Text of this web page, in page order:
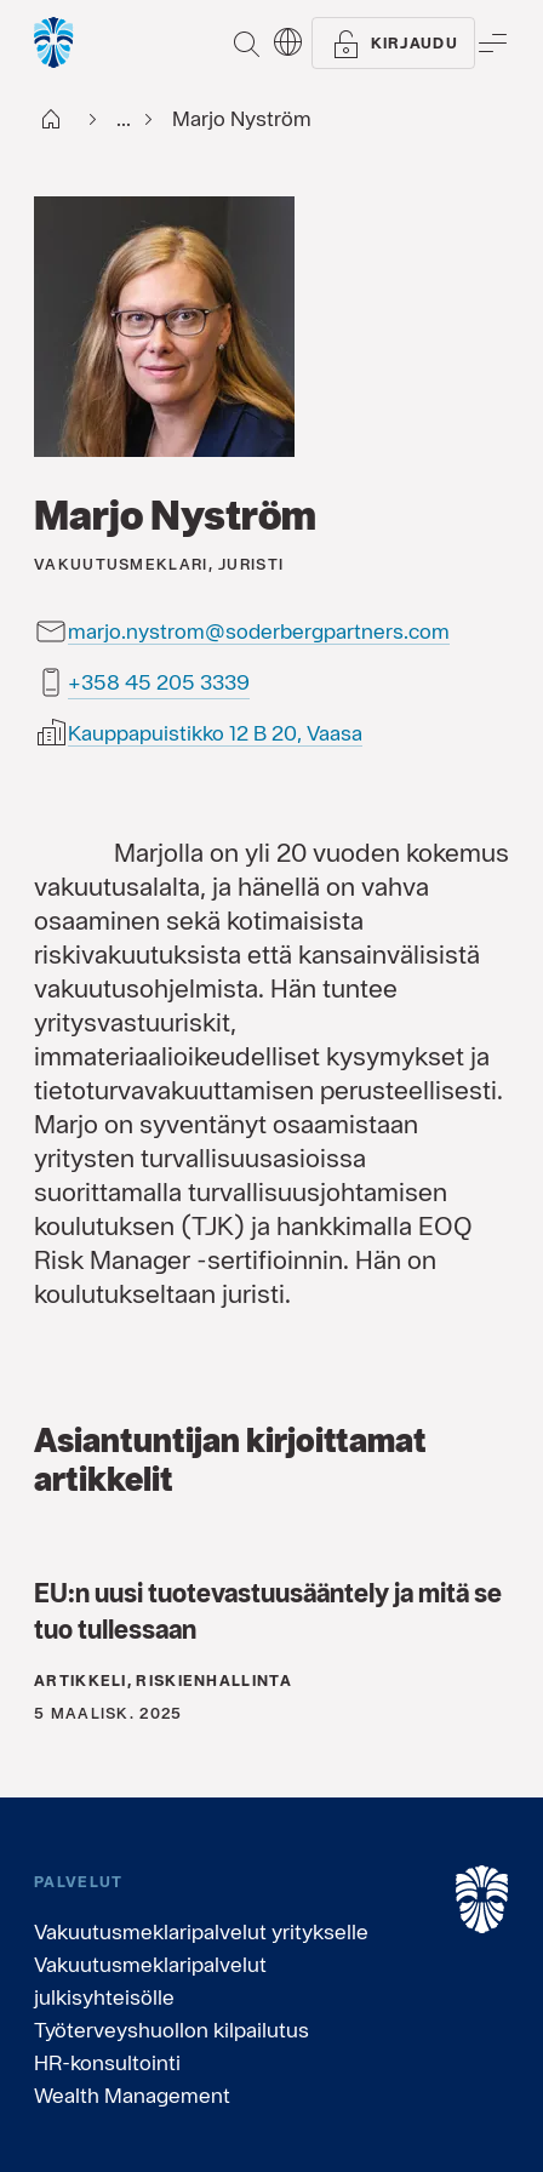
ETSI KIRJAUDU
Start FI ... Marjo Nyström
Marjo Nyström
VAKUUTUSMEKLARI, JURISTI
marjo.nystrom@soderbergpartners.com
9333 502 54 853+
Kauppapuistikko 12 B 20, Vaasa
Marjolla on yli 20 vuoden kokemus
vakuutusalalta, ja hänellä on vahva
osaaminen sekä kotimaisista
riskivakuutuksista että kansainvälisistä
vakuutusohjelmista. Hän tuntee
yritysvastuuriskit,
immateriaalioikeudelliset kysymykset ja
tietoturvavakuuttamisen perusteellisesti.
Marjo on syventänyt osaamistaan
yritysten turvallisuusasioissa
suorittamalla turvallisuusjohtamisen
koulutuksen (TJK) ja hankkimalla EOQ
Risk Manager -sertifioinnin. Hän on
koulutukseltaan juristi.
Asiantuntijan kirjoittamat
artikkelit
EU:n uusi tuotevastuusääntely ja mitä se
tuo tullessaan
ARTIKKELI, RISKIENHALLINTA
5 MAALISK. 2025
PALVELUT
Vakuutusmeklaripalvelut yritykselle
Vakuutusmeklaripalvelut
julkisyhteisölle
Työterveyshuollon kilpailutus
HR-konsultointi
Wealth Management